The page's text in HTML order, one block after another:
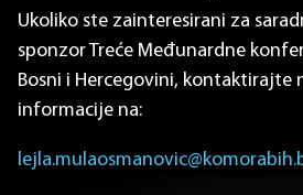
Ukoliko ste zainteresirani za
sponzor Treće Međunardne
Bosni i Hercegovini, kontaktirajte
informacije na: